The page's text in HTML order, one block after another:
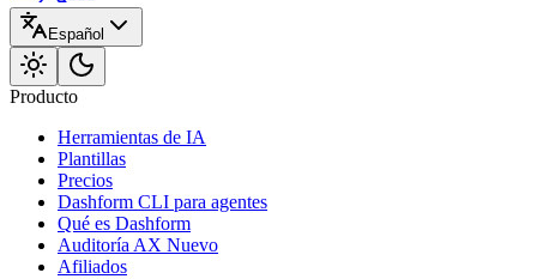
Español
Producto
Herramientas de IA
Plantillas
Precios
Dashform CLI para agentes
Qué es Dashform
Auditoría AX Nuevo
Afiliados